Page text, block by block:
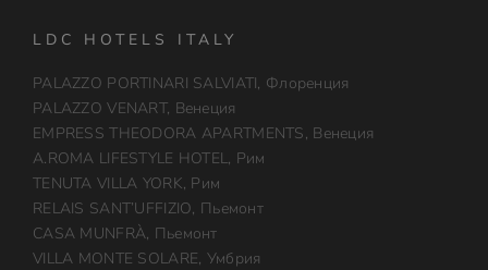
LDC HOTELS ITALY
PALAZZO PORTINARI SALVIATI, Флоренция
PALAZZO VENART, Венеция
EMPRESS THEODORA APARTMENTS, Венеция
A.ROMA LIFESTYLE HOTEL, Рим
TENUTA VILLA YORK, Рим
RELAIS SANT’UFFIZIO, Пьемонт
CASA MUNFRÀ, Пьемонт
VILLA MONTE SOLARE, Умбрия